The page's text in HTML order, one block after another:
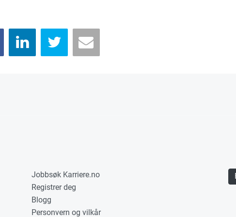
Jobbsøk Karriere.no
Registrer deg
Blogg
Personvern og vilkår